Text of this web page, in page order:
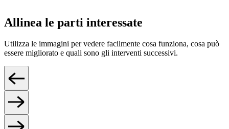
Allinea le parti interessate
Utilizza le immagini per vedere facilmente cosa funziona, cosa può
essere migliorato e quali sono gli interventi successivi.